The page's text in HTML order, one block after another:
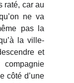
raté, car au
ne va
pas la
la ville-
et
côté d’une